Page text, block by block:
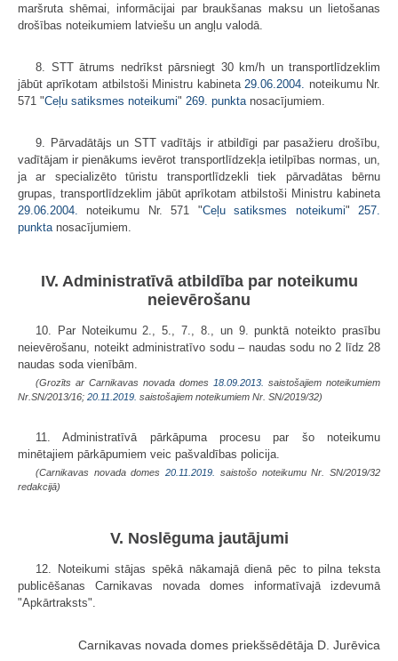
maršruta shēmai, informācijai par braukšanas maksu un lietošanas
drošības noteikumiem latviešu un angļu valodā.
8. STT ātrums nedrīkst pārsniegt 30 km/h un transportlīdzeklim
jābūt aprīkotam atbilstoši Ministru kabineta 29.06.2004.
noteikumu Nr.
571 "Ceļu satiksmes noteikumi" 269. punkta nosacījumiem.
9. Pārvadātājs un STT vadītājs ir atbildīgi par pasažieru drošību,
vadītājam ir pienākums ievērot transportlīdzekļa ietilpības normas, un,
ja ar specializēto tūristu transportlīdzekli tiek pārvadātas bērnu
grupas, transportlīdzeklim jābūt aprīkotam atbilstoši Ministru kabineta
29.06.2004.
noteikumu Nr. 571 "Ceļu satiksmes noteikumi" 257.
punkta nosacījumiem.
IV. Administratīvā atbildība par noteikumu
neievērošanu
10. Par Noteikumu 2., 5., 7., 8., un 9. punktā noteikto prasību
neievērošanu, noteikt administratīvo sodu – naudas sodu no 2 līdz 28
naudas soda vienībām.
(Grozīts ar Carnikavas novada domes 18.09.2013.
saistošajiem noteikumiem
Nr.SN/2013/16; 20.11.2019. saistošajiem noteikumiem Nr. SN/2019/32)
11. Administratīvā pārkāpuma procesu par šo noteikumu
minētajiem pārkāpumiem veic pašvaldības policija.
(Carnikavas novada domes20.11.2019.
saistošo noteikumu Nr. SN/2019/32
redakcijā)
V. Noslēguma jautājumi
12. Noteikumi stājas spēkā nākamajā dienā pēc to pilna teksta
publicēšanas Carnikavas novada domes informatīvajā izdevumā
"Apkārtraksts".
Carnikavas novada domes priekšsēdētāja D. Jurēvica